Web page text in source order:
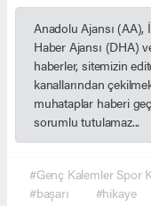
Anadolu Ajansı (AA),
Haber Ajansı (DHA)
haberler, sitemizin
kanallarından
muhataplar haberi
sorumlu tutulamaz...
#Genç Kalemler Spor
#başarı
#hikaye